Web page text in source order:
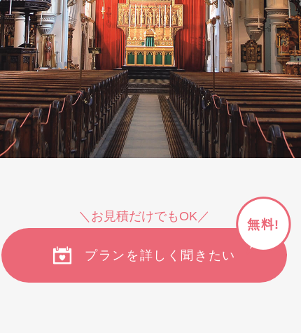
＼お見積だけでもOK／
プランを詳しく聞きたい
無料!